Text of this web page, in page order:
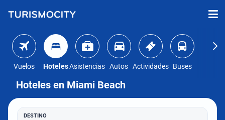
Vuelos HotelesAsistencias Autos Actividades Buses
Hoteles en Miami Beach
DESTINO